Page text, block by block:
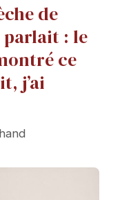
de
parlait : le
ce
j’ai